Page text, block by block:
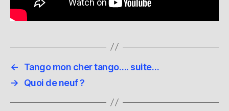
←
Tango mon cher tango…. suite…
→
Quoi de neuf ?